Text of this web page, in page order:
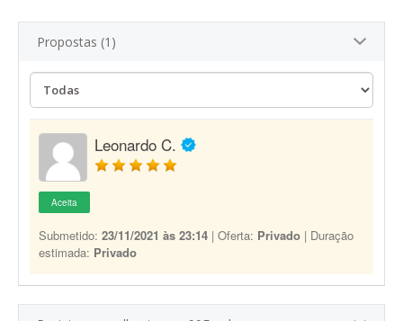
Propostas (1)
Leonardo C.
Aceita
Submetido: 23/11/2021 às 23:14 | Oferta: Privado | Duração
estimada: Privado